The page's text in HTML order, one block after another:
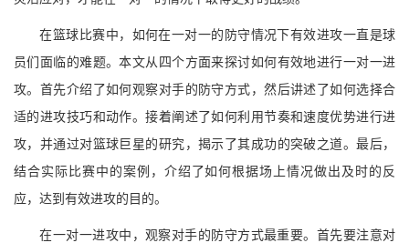
在篮球比赛中，如何在一对一的防守情况下有效进攻一直是球
员们面临的难题。本文从四个方面来探讨如何有效地进行一对一进
攻。首先介绍了如何观察对手的防守方式，然后讲述了如何选择合
适的进攻技巧和动作。接着阐述了如何利用节奏和速度优势进行进
攻，并通过对篮球巨星的研究，揭示了其成功的突破之道。最后，
结合实际比赛中的案例，介绍了如何根据场上情况做出及时的反
应，达到有效进攻的目的。
在一对一进攻中，观察对手的防守方式最重要。首先要注意对